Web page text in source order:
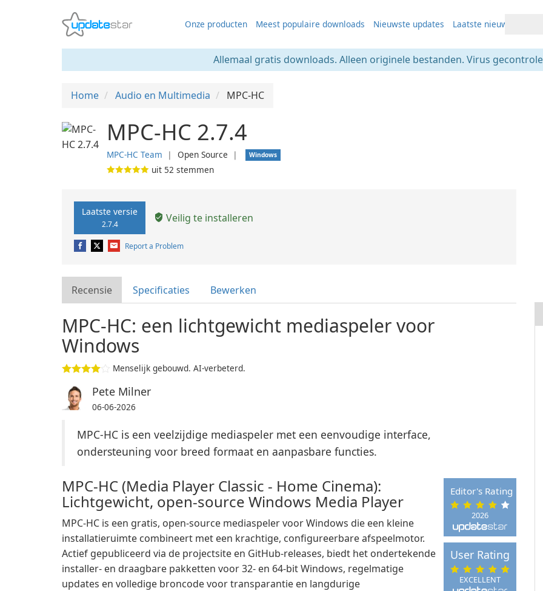
Onze producten Meest populaire downloads Nieuwste updates Laatste nieuws
Allemaal gratis downloads. Alleen originele bestanden. Virus
Home Audio en Multimedia MPC-HC
MPC-HC 2.7.4
MPC-HC Team ❘ Open Source ❘ Windows
uit 52 stemmen
Laatste versie
2.7.4 Veilig te installeren
Report a Problem
Recensie Specificaties Bewerken
MPC-HC: een lichtgewicht mediaspeler voor
Windows
Menselijk gebouwd. AI-verbeterd.
Pete Milner
06-06-2026
MPC-HC is een veelzijdige mediaspeler met een eenvoudige interface,
ondersteuning voor breed formaat en aanpasbare functies.
2026
Editor's Rating
EXCELLENT
User Rating
MPC-HC (Media Player Classic - Home Cinema):
Lichtgewicht, open-source Windows Media Player
MPC-HC is een gratis, open-source mediaspeler voor Windows die een kleine
installatieruimte combineert met een krachtige, configureerbare afspeelmotor.
Actief gepubliceerd via de projectsite en GitHub-releases, biedt het ondertekende
installer- en draagbare pakketten voor 32- en 64-bit Windows, regelmatige
updates en volledige broncode voor transparantie en langdurige